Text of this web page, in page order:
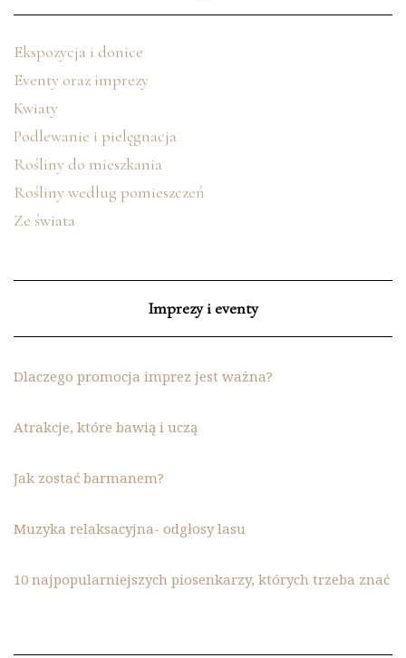
Ekspozycja i donice
Eventy oraz imprezy
Kwiaty
Podlewanie i pielęgnacja
Rośliny do mieszkania
Rośliny według pomieszczeń
Ze świata
Imprezy i eventy
Dlaczego promocja imprez jest ważna?
Atrakcje, które bawią i uczą
Jak zostać barmanem?
Muzyka relaksacyjna- odgłosy lasu
10 najpopularniejszych piosenkarzy, których trzeba znać